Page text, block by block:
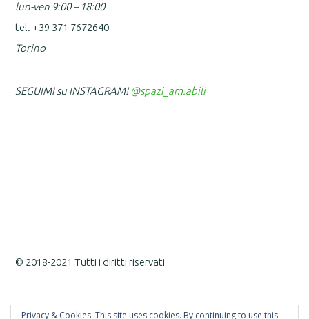
lun-ven 9:00 – 18:00
tel. +39 371 7672640
Torino
SEGUIMI su INSTAGRAM!@spazi_am.abili
© 2018-2021 Tutti i diritti riservati
Privacy & Cookies: This site uses cookies. By continuing to use this